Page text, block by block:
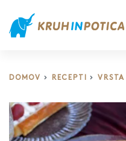
DOMOV RECEPTI VRSTA